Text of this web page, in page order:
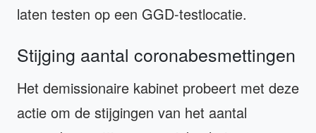
laten testen op een GGD-testlocatie.
Stijging aantal coronabesmettingen
Het demissionaire kabinet probeert met deze
actie om de stijgingen van het aantal